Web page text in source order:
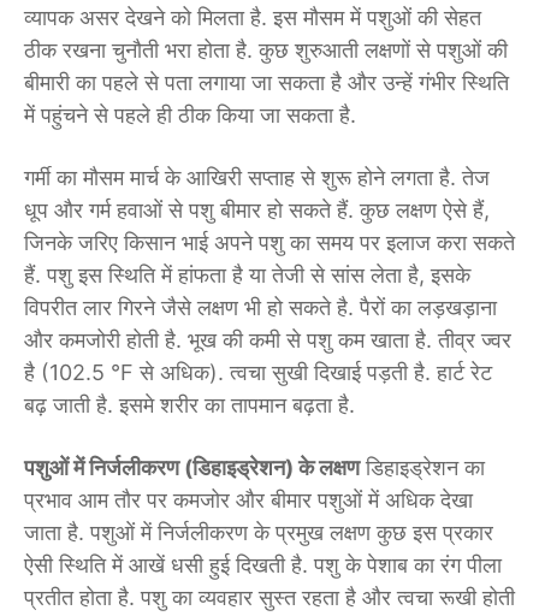
व्यापक असर देखने को मिलता है. इस मौसम में पशुओं की सेहत
ठीक रखना चुनौती भरा होता है. कुछ शुरुआती लक्षणों से पशुओं की
बीमारी का पहले से पता लगाया जा सकता है और उन्हें गंभीर स्थिति
में पहुंचने से पहले ही ठीक किया जा सकता है.
गर्मी का मौसम मार्च के आखिरी सप्ताह से शुरू होने लगता है. तेज
धूप और गर्म हवाओं से पशु बीमार हो सकते हैं. कुछ लक्षण ऐसे हैं,
जिनके जरिए किसान भाई अपने पशु का समय पर इलाज करा सकते
हैं. पशु इस स्थिति में हांफता है या तेजी से सांस लेता है, इसके
विपरीत लार गिरने जैसे लक्षण भी हो सकते है. पैरों का लड़खड़ाना
और कमजोरी होती है. भूख की कमी से पशु कम खाता है. तीव्र ज्वर
है (102.5 °F से अधिक). त्वचा सुखी दिखाई पड़ती है. हार्ट रेट
बढ़ जाती है. इसमे शरीर का तापमान बढ़ता है.
पशुओं में निर्जलीकरण (डिहाइड्रेशन) के लक्षणडिहाइड्रेशन का
प्रभाव आम तौर पर कमजोर और बीमार पशुओं में अधिक देखा
जाता है. पशुओं में निर्जलीकरण के प्रमुख लक्षण कुछ इस प्रकार
ऐसी स्थिति में आखें धसी हुई दिखती है. पशु के पेशाब का रंग पीला
प्रतीत होता है. पशु का व्यवहार सुस्त रहता है और त्वचा रूखी होती